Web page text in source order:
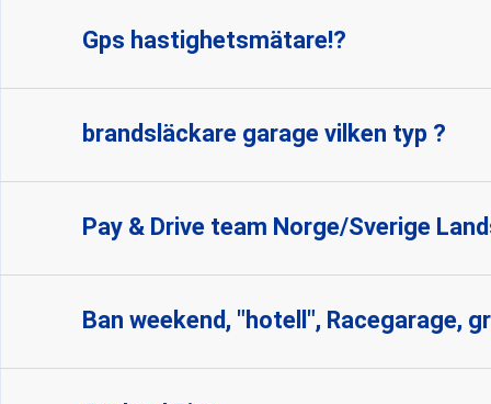
Gps hastighetsmätare!?
brandsläckare garage vilken typ ?
Pay & Drive team Norge/Sverige
Ban weekend, "hotell", Racegarage,